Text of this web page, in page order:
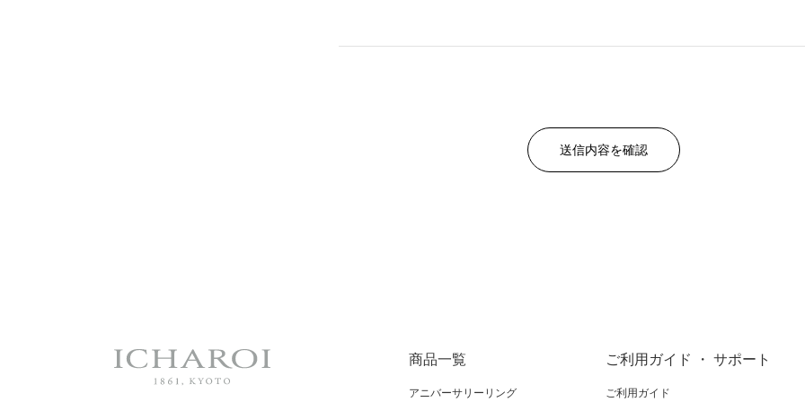
商品一覧
アニバーサリーリング
ご利用ガイド ・ サポート
ご利用ガイド